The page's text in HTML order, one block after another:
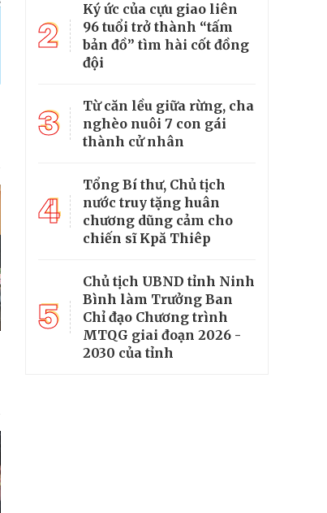
2
Ký ức của cựu giao liên
96 tuổi trở thành “tấm
bản đồ” tìm hài cốt đồng
đội
3
Từ căn lều giữa rừng, cha
nghèo nuôi 7 con gái
thành cử nhân
4
Tổng Bí thư, Chủ tịch
nước truy tặng huân
chương dũng cảm cho
chiến sĩ Kpă Thiêp
5
Chủ tịch UBND tỉnh Ninh
Bình làm Trưởng Ban
Chỉ đạo Chương trình
MTQG giai đoạn 2026 -
2030 của tỉnh